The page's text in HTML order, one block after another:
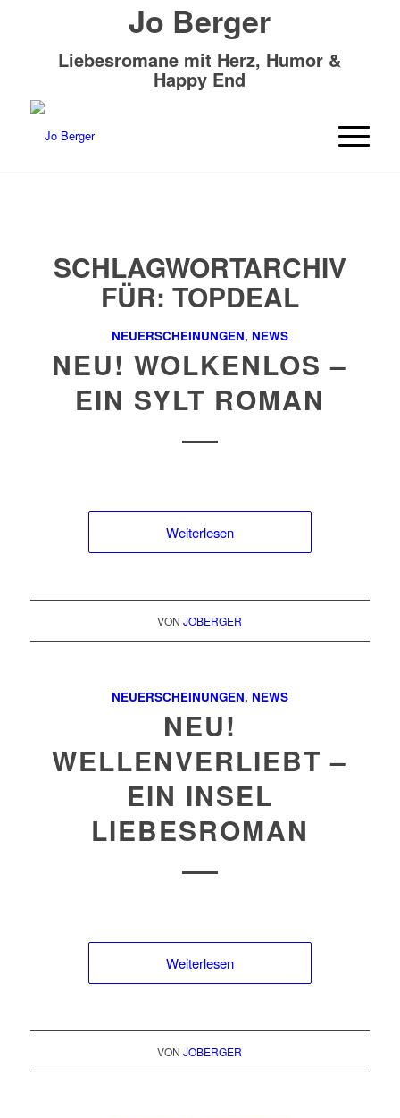
Jo Berger
Liebesromane mit Herz, Humor &
Happy End
SCHLAGWORTARCHIV
FÜR: TOPDEAL
NEUERSCHEINUNGEN, NEWS
NEU! WOLKENLOS –
EIN SYLT ROMAN
Weiterlesen
VONJOBERGER
NEUERSCHEINUNGEN, NEWS
NEU!
WELLENVERLIEBT –
EIN INSEL
LIEBESROMAN
Weiterlesen
VONJOBERGER